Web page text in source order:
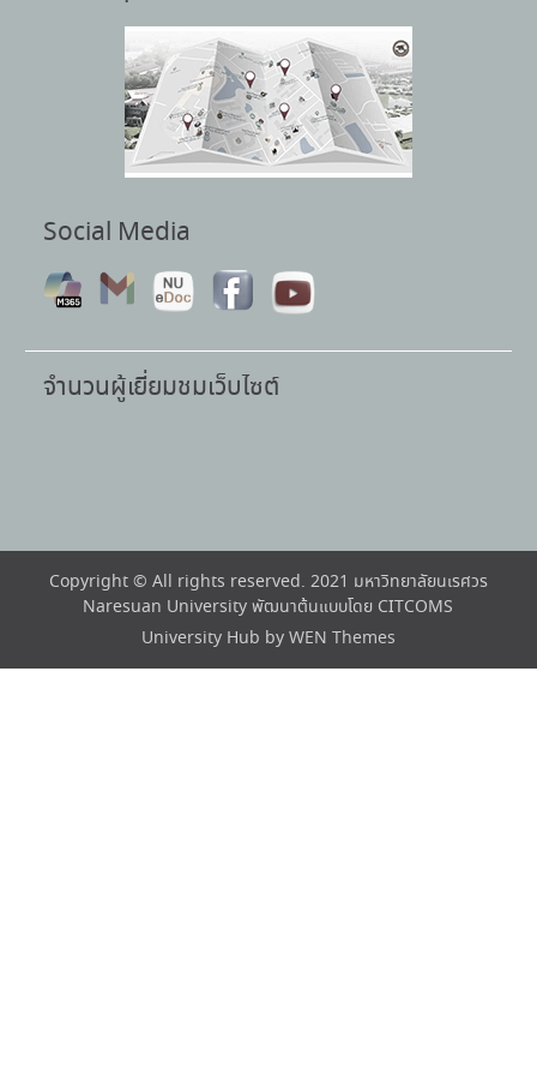
Social Media
จำนวนผู้เยี่ยมชมเว็บไซต์
Copyright © All rights reserved. 2021 มหาวิทยาลัยนเรศวร
Naresuan University พัฒนาต้นแบบโดย CITCOMS
University Hub by WEN Themes